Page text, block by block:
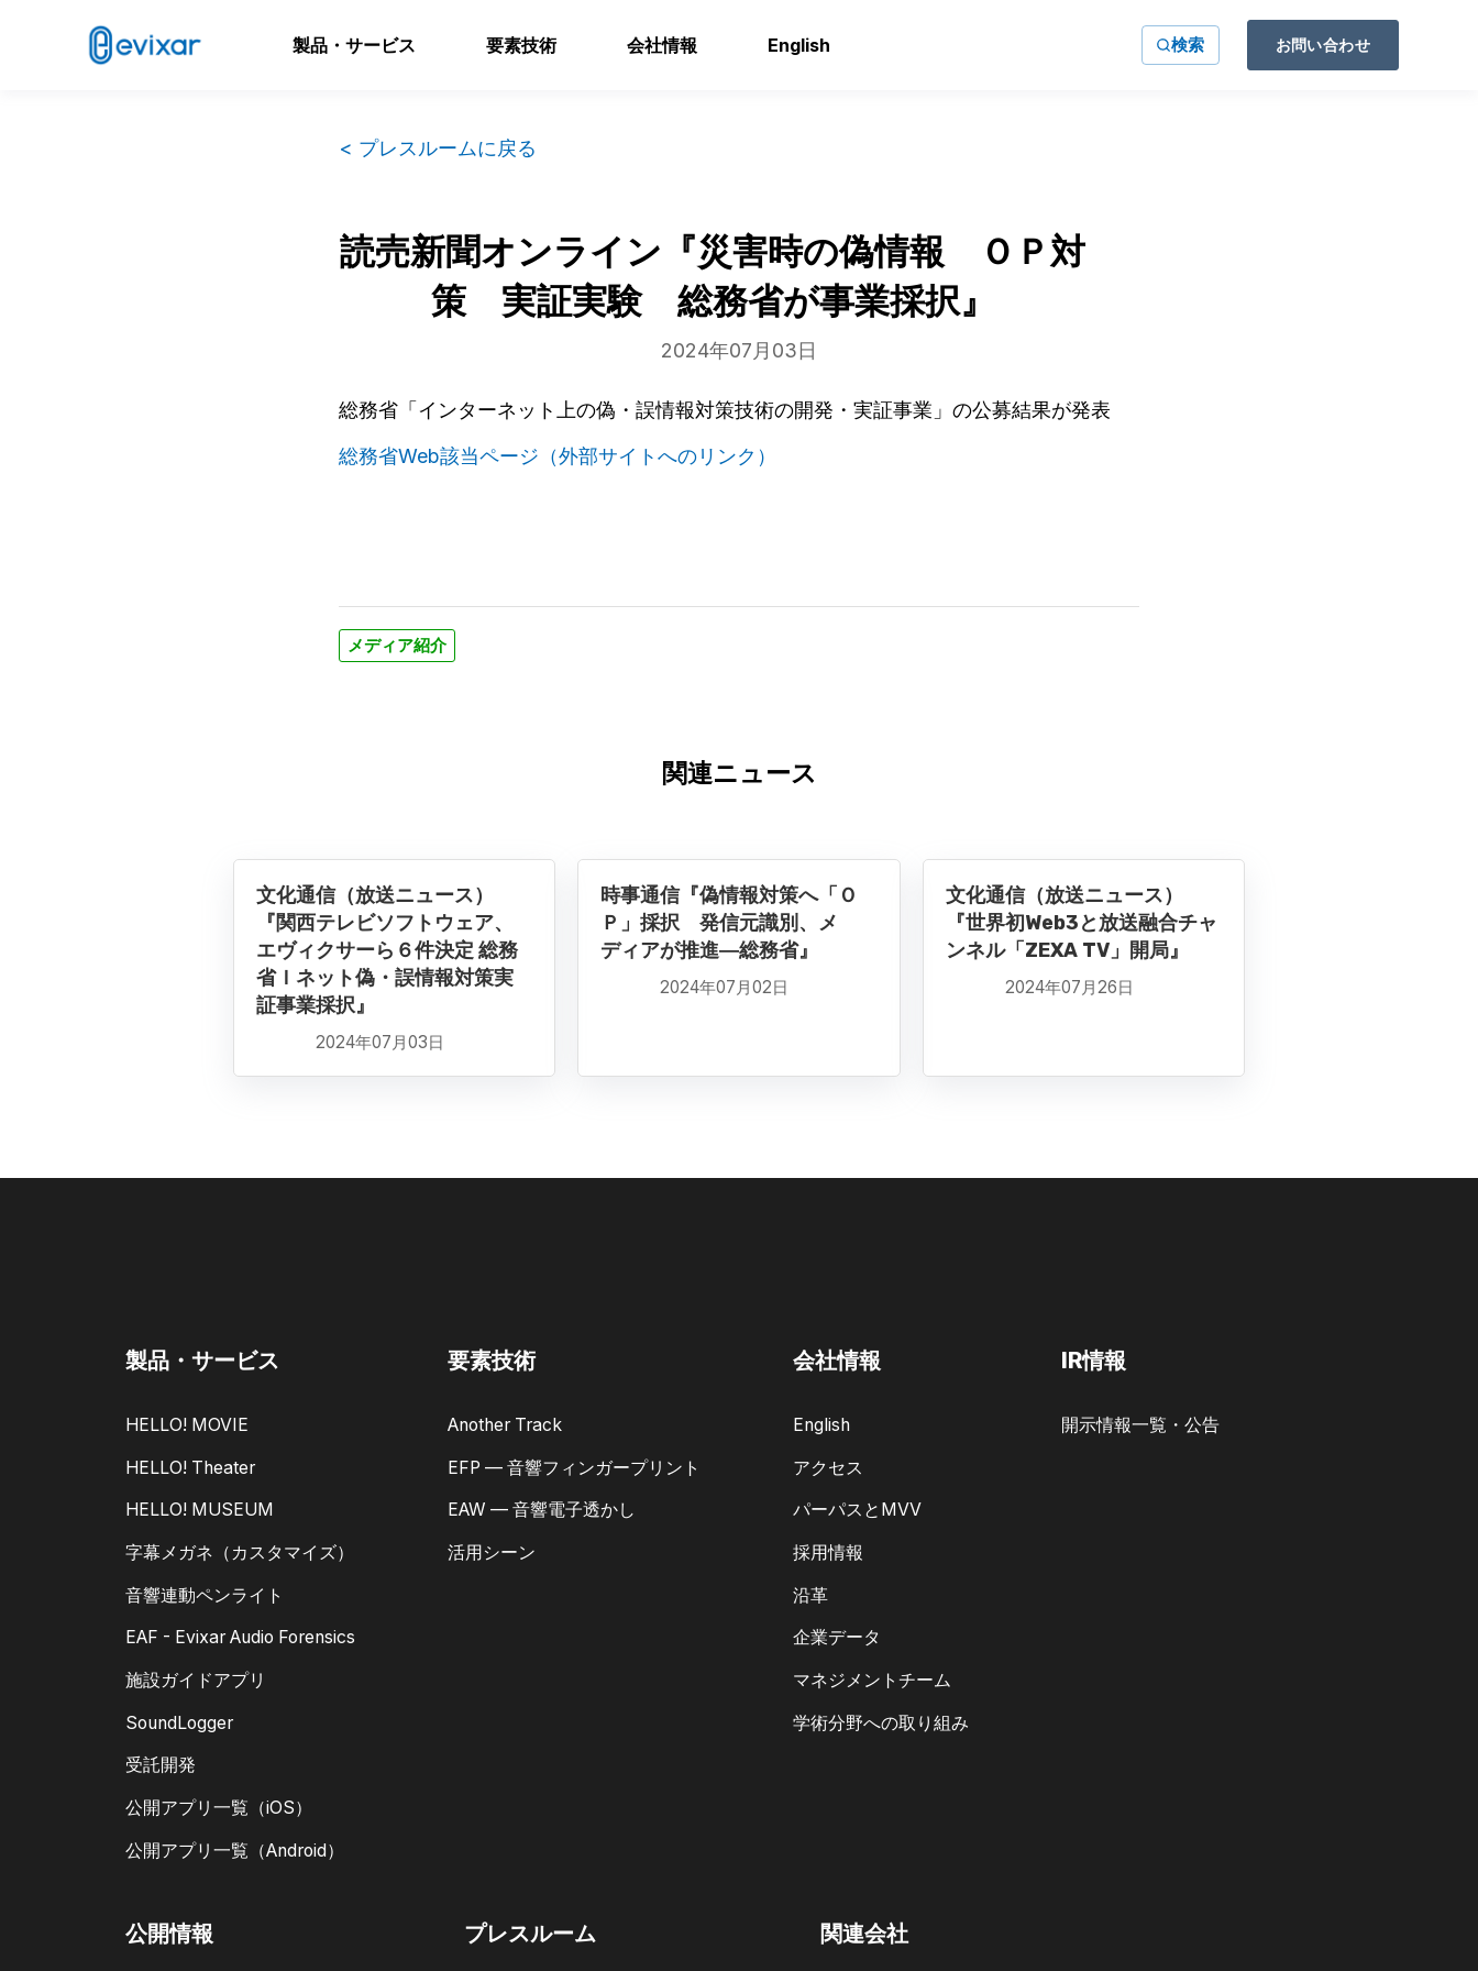
製品・サービス 要素技術 会社情報 English 検索 お問い合わせ
< プレスルームに戻る
読売新聞オンライン『災害時の偽情報 ＯＰ対
策 実証実験 総務省が事業採択』
2024年07月03日
総務省「インターネット上の偽・誤情報対策技術の開発・実証事業 」の公募結果が発表
総務省Web該当ページ（外部サイトへのリンク）
メディア紹介
関連ニュース
文化通信（放送ニュース）
『関西テレビソフトウェア、
エヴィクサーら６件決定 総務
省Ｉネット偽・誤情報対策実
証事業採択』
2024年07月03日
時事通信『偽情報対策へ「Ｏ
Ｐ」採択 発信元識別、メ
ディアが推進―総務省』
2024年07月02日
文化通信（放送ニュース）
『世界初Web3と放送融合チャ
ンネル「ZEXA TV」開局』
2024年07月26日
製品・サービス
HELLO! MOVIE
HELLO! Theater
HELLO! MUSEUM
字幕メガネ（カスタマイズ）
音響連動ペンライト
EAF - Evixar Audio Forensics
施設ガイドアプリ
SoundLogger
受託開発
公開アプリ一覧（iOS）
公開アプリ一覧（Android）
要素技術
Another Track
EFP — 音響フィンガープリント
EAW — 音響電子透かし
活用シーン
会社情報
English
アクセス
パーパスとMVV
採用情報
沿革
企業データ
マネジメントチーム
学術分野への取り組み
IR情報
開示情報一覧・公告
公開情報 プレスルーム 関連会社